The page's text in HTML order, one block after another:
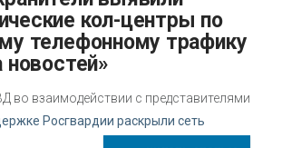
кол-центры по
телефонному трафику
новостей»
во взаимодействии с представителями
Росгвардии раскрыли сеть